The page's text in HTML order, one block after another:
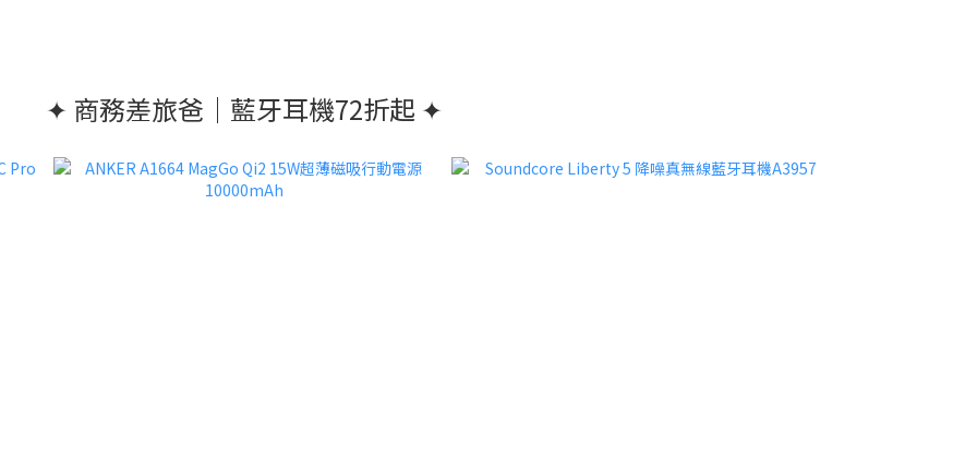
✦ 商務差旅爸｜藍牙耳機72折起 ✦